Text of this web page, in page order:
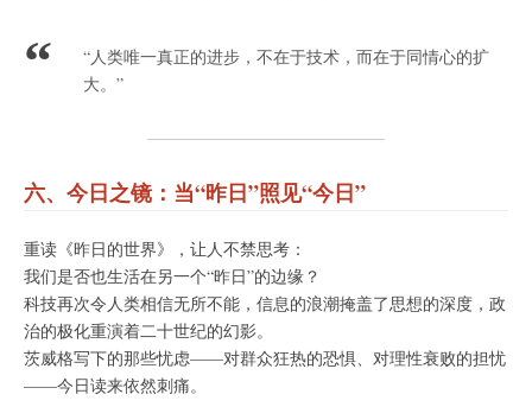
“人类唯一真正的进步，不在于技术，而在于同情心的扩
大。”
六、今日之镜：当“昨日”照见“今日”
重读《昨日的世界》，让人不禁思考：
我们是否也生活在另一个“昨日”的边缘？
科技再次令人类相信无所不能，信息的浪潮掩盖了思想的深度，政
治的极化重演着二十世纪的幻影。
茨威格写下的那些忧虑——对群众狂热的恐惧、对理性衰败的担忧
——今日读来依然刺痛。